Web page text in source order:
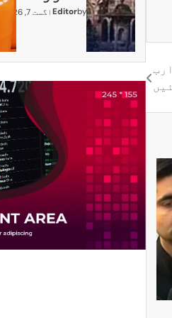
ملکی اداروں کا ایک ہزار 691 ارب
by
Editorاگست 7, 2026